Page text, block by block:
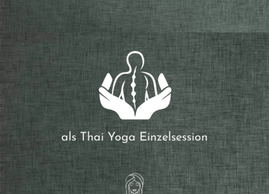
als Thai Yoga Einzelsession